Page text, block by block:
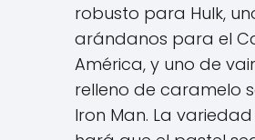
robusto para Hulk,
arándanos para el
América, y uno de
relleno de caramelo
Iron Man. La